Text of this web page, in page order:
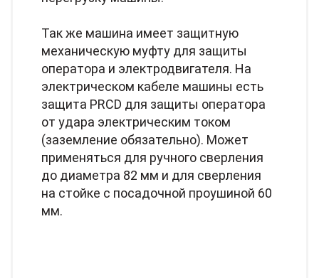
Так же машина имеет защитную
механическую муфту для защиты
оператора и электродвигателя. На
электрическом кабеле машины есть
защита PRCD для защиты оператора
от удара электрическим током
(заземление обязательно). Может
применяться для ручного сверления
до диаметра 82 мм и для сверления
на стойке с посадочной проушиной 60
мм.